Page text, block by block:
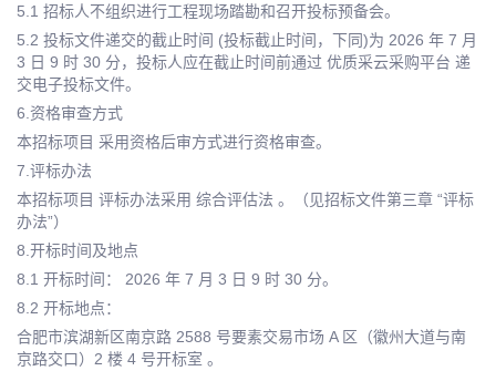
5.1 招标人不组织进行工程现场踏勘和召开投标预备会。
5.2 投标文件递交的截止时间 (投标截止时间，下同)为 2026 年 7 月
3 日 9 时 30 分，投标人应在截止时间前通过 优质采云采购平台 递
交电子投标文件。
6.资格审查方式
本招标项目 采用资格后审方式进行资格审查。
7.评标办法
本招标项目 评标办法采用 综合评估法 。（见招标文件第三章 “评标
办法”）
8.开标时间及地点
8.1 开标时间： 2026 年 7 月 3 日 9 时 30 分。
8.2 开标地点：
合肥市滨湖新区南京路 2588 号要素交易市场 A 区（徽州大道与南
京路交口）2 楼 4 号开标室 。